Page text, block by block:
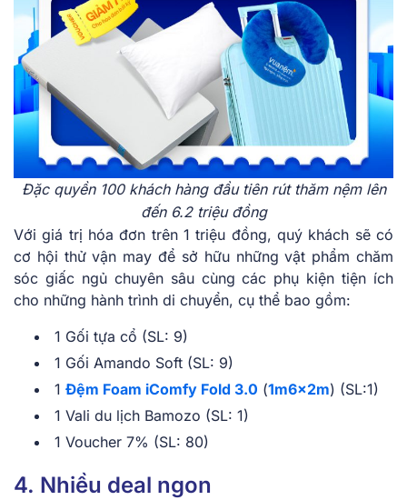
Đặc quyền 100 khách hàng đầu tiên rút thăm nệm lên
đến 6.2 triệu đồng
Với giá trị hóa đơn trên 1 triệu đồng, quý khách sẽ có
cơ hội thử vận may để sở hữu những vật phẩm chăm
sóc giấc ngủ chuyên sâu cùng các phụ kiện tiện ích
cho những hành trình di chuyển, cụ thể bao gồm:
1 Gối tựa cổ (SL: 9)
1 Gối Amando Soft (SL: 9)
1 Đệm Foam iComfy Fold 3.0 (1m6x2m) (SL:1)
1 Vali du lịch Bamozo (SL: 1)
1 Voucher 7% (SL: 80)
4. Nhiều deal ngon